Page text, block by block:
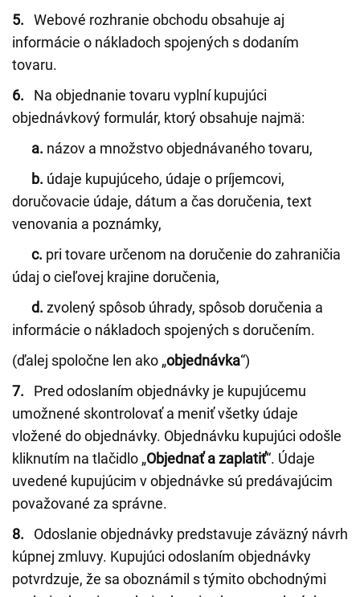
5. Webové rozhranie obchodu obsahuje aj
informácie o nákladoch spojených s dodaním
tovaru.
6.
Na objednanie tovaru vyplní kupujúci
objednávkový formulár, ktorý obsahuje najmä:
a. názov a množstvo objednávaného tovaru,
b. údaje kupujúceho, údaje o príjemcovi,
doručovacie údaje, dátum a čas doručenia, text
venovania a poznámky,
c. pri tovare určenom na doručenie do zahraničia
údaj o cieľovej krajine doručenia,
d. zvolený spôsob úhrady, spôsob doručenia a
informácie o nákladoch spojených s doručením.
(ďalej spoločne len ako „objednávka“)
7. Pred odoslaním objednávky je kupujúcemu
umožnené skontrolovať a meniť všetky údaje
vložené do objednávky. Objednávku kupujúci odošle
kliknutím na tlačidlo „Objednať a zaplatiť“. Údaje
uvedené kupujúcim v objednávke sú predávajúcim
považované za správne.
8.
Odoslanie objednávky predstavuje záväzný návrh
kúpnej zmluvy. Kupujúci odoslaním objednávky
potvrdzuje, že sa oboznámil s týmito obchodnými